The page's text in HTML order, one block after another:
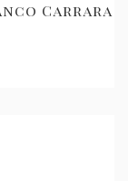
Carrara